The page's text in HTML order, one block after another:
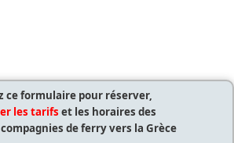
ce formulaire pour réserver,
les tarifs et les horaires des
de ferry vers la Grèce